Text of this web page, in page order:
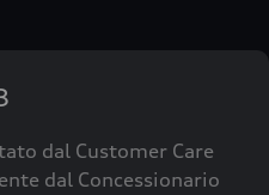
dal Customer Care
dal Concessionario